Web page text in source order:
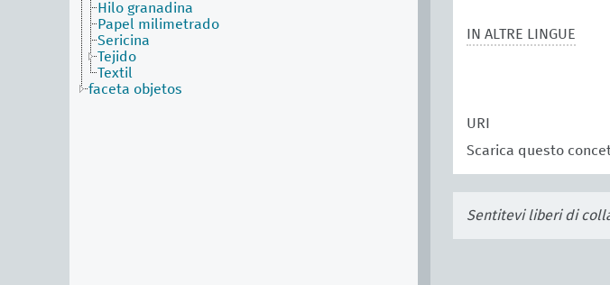
Hilo granadina
Papel milimetrado
Sericina
Tejido
Textil
faceta objetos
IN ALTRE LINGUE
URI
Scarica questo
Sentitevi liberi di